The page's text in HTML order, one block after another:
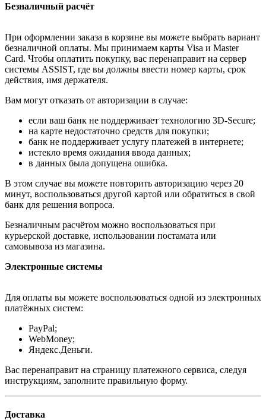
Безналичный расчёт
При оформлении заказа в корзине вы можете выбрать вариант
безналичной оплаты. Мы принимаем карты Visa и Master
Card. Чтобы оплатить покупку, вас перенаправит на сервер
системы ASSIST, где вы должны ввести номер карты, срок
действия, имя держателя.
Вам могут отказать от авторизации в случае:
если ваш банк не поддерживает технологию 3D-Secure;
на карте недостаточно средств для покупки;
банк не поддерживает услугу платежей в интернете;
истекло время ожидания ввода данных;
в данных была допущена ошибка.
В этом случае вы можете повторить авторизацию через 20
минут, воспользоваться другой картой или обратиться в свой
банк для решения вопроса.
Безналичным расчётом можно воспользоваться при
курьерской доставке, использовании постамата или
самовывоза из магазина.
Электронные системы
Для оплаты вы можете воспользоваться одной из электронных
платёжных систем:
PayPal;
WebMoney;
Яндекс.Деньги.
Вас перенаправит на страницу платежного сервиса, следуя
инструкциям, заполните правильную форму.
Доставка